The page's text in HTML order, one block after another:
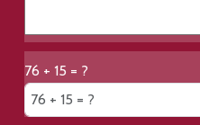
76 + 15 = ?